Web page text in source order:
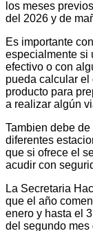
los meses
del 2026 y de
Es importante
especialmente si
efectivo o con
pueda calcular el
producto para
a realizar algún
Tambien debe
diferentes
que si ofrece el
acudir con
La Secretaria
que el año
enero y hasta el
del segundo mes